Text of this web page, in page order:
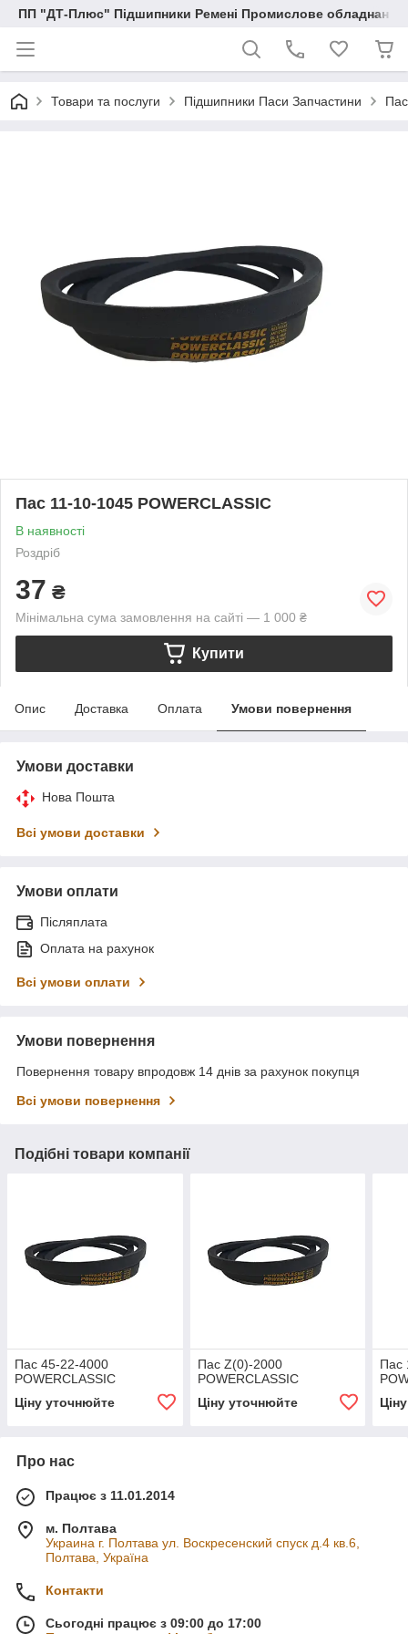
ПП "ДТ-Плюс" Підшипники Ремені Промислове обладнання
Товари та послуги Підшипники Паси Запчастини
Пас 11-10-1045 POWERCLASSIC
В наявності
Роздріб
37 ₴
Мінімальна сума замовлення на сайті — 1 000 ₴
Купити
Опис Доставка Оплата Умови повернення
Умови доставки
Нова Пошта
Всі умови доставки
Умови оплати
Післяплата
Оплата на рахунок
Всі умови оплати
Умови повернення
Повернення товару впродовж 14 днів за рахунок покупця
Всі умови повернення
Подібні товари компанії
Пас 45-22-4000
POWERCLASSIC
Ціну уточнюйте
Пас Z(0)-2000
POWERCLASSIC
Ціну уточнюйте
Пас
Про нас
Працює з 11.01.2014
м. Полтава
Украина г. Полтава ул. Воскресенский спуск д.4 кв.6,
Полтава, Україна
Контакти
Сьогодні працює з 09:00 до 17:00